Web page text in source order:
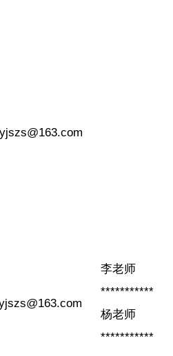
李老师
***********
杨老师
***********